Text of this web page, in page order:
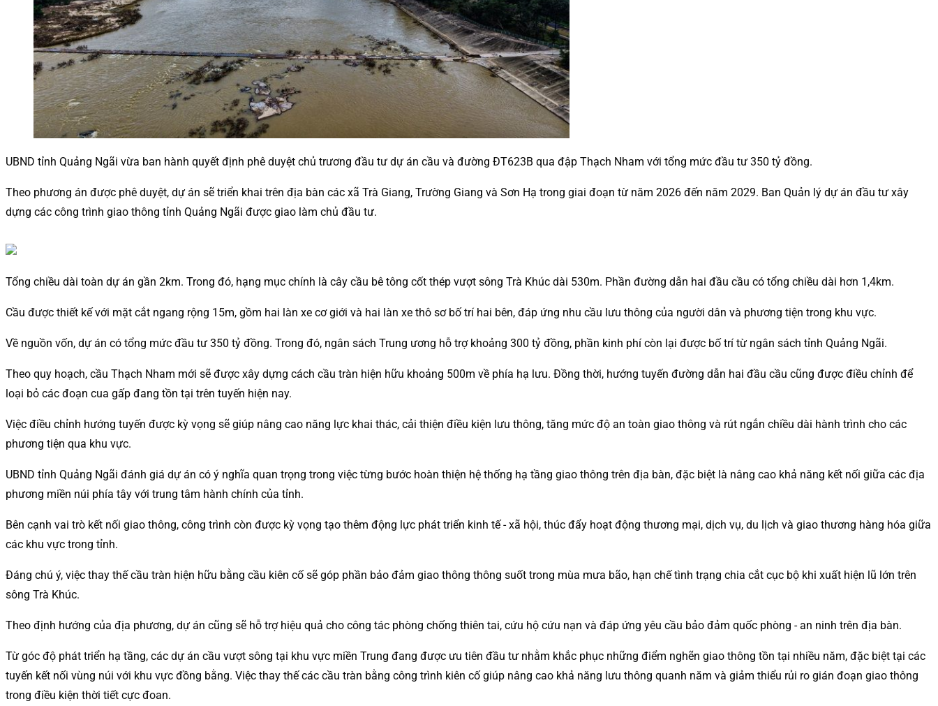
UBND tỉnh Quảng Ngãi vừa ban hành quyết định phê duyệt chủ trương đầu tư dự án cầu và đường ĐT623B qua đập Thạch Nham với tổng mức đầu tư 350 tỷ đồng.
Theo phương án được phê duyệt, dự án sẽ triển khai trên địa bàn các xã Trà Giang, Trường Giang và Sơn Hạ trong giai đoạn từ năm 2026 đến năm 2029. Ban Quản lý dự án đầu tư xây
dựng các công trình giao thông tỉnh Quảng Ngãi được giao làm chủ đầu tư.
Tổng chiều dài toàn dự án gần 2km. Trong đó, hạng mục chính là cây cầu bê tông cốt thép vượt sông Trà Khúc dài 530m. Phần đường dẫn hai đầu cầu có tổng chiều dài hơn 1,4km.
Cầu được thiết kế với mặt cắt ngang rộng 15m, gồm hai làn xe cơ giới và hai làn xe thô sơ bố trí hai bên, đáp ứng nhu cầu lưu thông của người dân và phương tiện trong khu vực.
Về nguồn vốn, dự án có tổng mức đầu tư 350 tỷ đồng. Trong đó, ngân sách Trung ương hỗ trợ khoảng 300 tỷ đồng, phần kinh phí còn lại được bố trí từ ngân sách tỉnh Quảng Ngãi.
Theo quy hoạch, cầu Thạch Nham mới sẽ được xây dựng cách cầu tràn hiện hữu khoảng 500m về phía hạ lưu. Đồng thời, hướng tuyến đường dẫn hai đầu cầu cũng được điều chỉnh để
loại bỏ các đoạn cua gấp đang tồn tại trên tuyến hiện nay.
Việc điều chỉnh hướng tuyến được kỳ vọng sẽ giúp nâng cao năng lực khai thác, cải thiện điều kiện lưu thông, tăng mức độ an toàn giao thông và rút ngắn chiều dài hành trình cho các
phương tiện qua khu vực.
UBND tỉnh Quảng Ngãi đánh giá dự án có ý nghĩa quan trọng trong việc từng bước hoàn thiện hệ thống hạ tầng giao thông trên địa bàn, đặc biệt là nâng cao khả năng kết nối giữa các địa
phương miền núi phía tây với trung tâm hành chính của tỉnh.
Bên cạnh vai trò kết nối giao thông, công trình còn được kỳ vọng tạo thêm động lực phát triển kinh tế - xã hội, thúc đẩy hoạt động thương mại, dịch vụ, du lịch và giao thương hàng hóa giữa
các khu vực trong tỉnh.
Đáng chú ý, việc thay thế cầu tràn hiện hữu bằng cầu kiên cố sẽ góp phần bảo đảm giao thông thông suốt trong mùa mưa bão, hạn chế tình trạng chia cắt cục bộ khi xuất hiện lũ lớn trên
sông Trà Khúc.
Theo định hướng của địa phương, dự án cũng sẽ hỗ trợ hiệu quả cho công tác phòng chống thiên tai, cứu hộ cứu nạn và đáp ứng yêu cầu bảo đảm quốc phòng - an ninh trên địa bàn.
Từ góc độ phát triển hạ tầng, các dự án cầu vượt sông tại khu vực miền Trung đang được ưu tiên đầu tư nhằm khắc phục những điểm nghẽn giao thông tồn tại nhiều năm, đặc biệt tại các
tuyến kết nối vùng núi với khu vực đồng bằng. Việc thay thế các cầu tràn bằng công trình kiên cố giúp nâng cao khả năng lưu thông quanh năm và giảm thiểu rủi ro gián đoạn giao thông
trong điều kiện thời tiết cực đoan.